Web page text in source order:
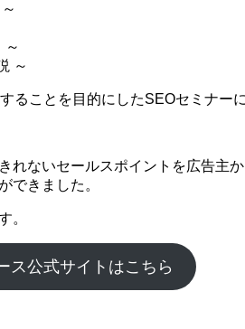
～
～
ことを目的にしたSEOセミナー
ないセールスポイントを広告主
できました。
。
ス公式サイトはこちら